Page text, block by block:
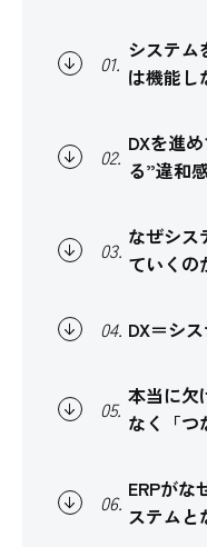
01.
システム
は機能し
02.
DXを進
る”違和
03.
なぜシス
ていくの
04. DX＝シ
05.
本当に欠
なく「つ
06.
ERPがな
ステムと